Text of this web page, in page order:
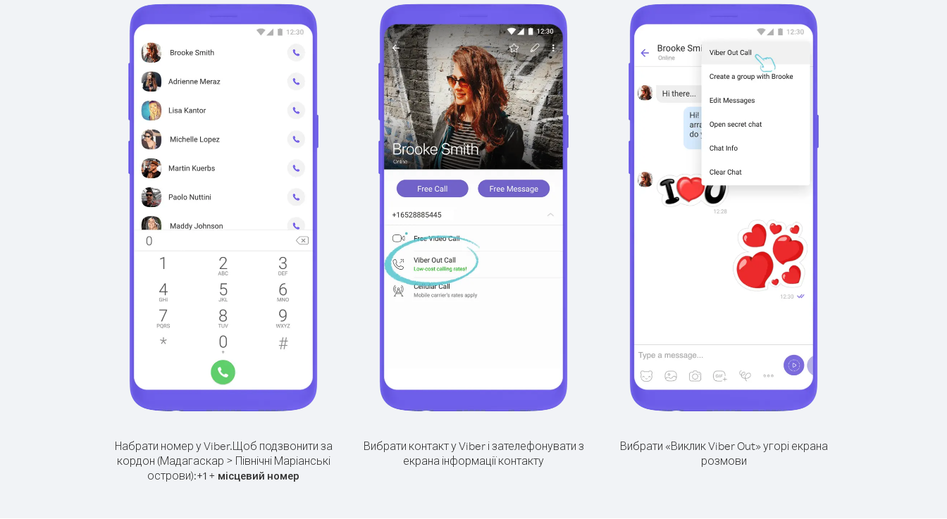
Набрати номер у Viber.Щоб подзвонити за
кордон (Мадагаскар > Північні Маріанські
острови):+1 + місцевий номер
Вибрати контакт у Viber і зателефонувати з
екрана інформації контакту
Вибрати «Виклик Viber Out» угорі екрана
розмови